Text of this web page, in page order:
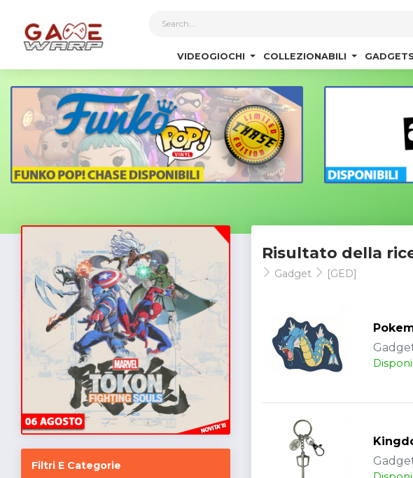
VIDEOGIOCHI COLLEZIONABILI GADGETS
Filtri E Categorie
Risultato della
Gadget [GED]